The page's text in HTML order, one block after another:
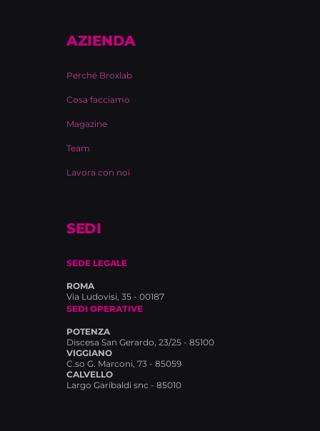
AZIENDA
Perché Broxlab
Cosa facciamo
Magazine
Team
Lavora con noi
SEDI
SEDE LEGALE
ROMA
Via Ludovisi, 35 - 00187
SEDI OPERATIVE
POTENZA
Discesa San Gerardo, 23/25 - 85100
VIGGIANO
C.so G. Marconi, 73 - 85059
CALVELLO
Largo Garibaldi snc - 85010